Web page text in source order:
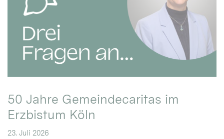
50 Jahre Gemeindecaritas im
Erzbistum Köln
23. Juli 2026